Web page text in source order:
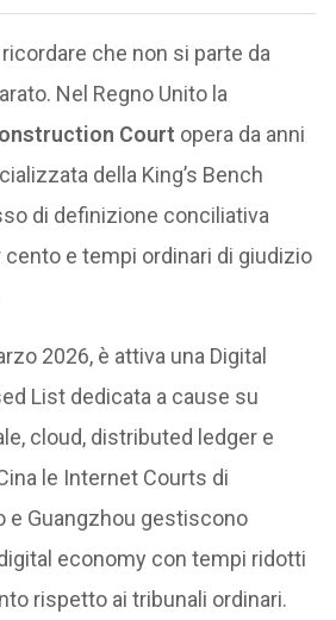
che non si parte da
Nel Regno Unito la
Court opera da anni
della King’s Bench
di definizione conciliativa
cento e tempi ordinari di giudizio
2026, è attiva una Digital
List dedicata a cause su
cloud, distributed ledger e
le Internet Courts di
e Guangzhou gestiscono
economy con tempi ridotti
rispetto ai tribunali ordinari.